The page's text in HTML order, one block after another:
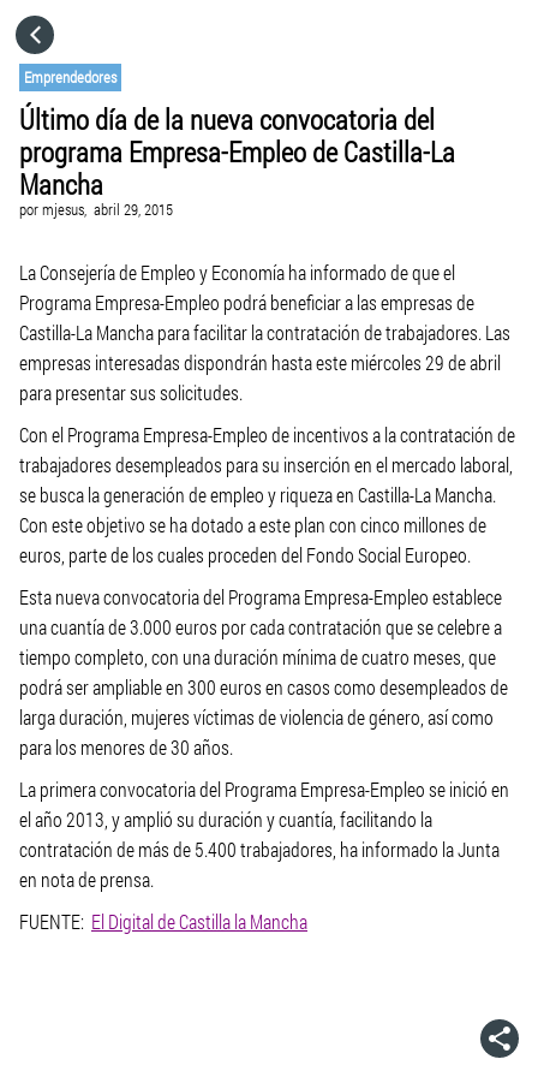
Emprendedores
Último día de la nueva convocatoria del
programa Empresa-Empleo de Castilla-La
Mancha
pormjesus, abril 29, 2015
La Consejería de Empleo y Economía ha informado de que el
Programa Empresa-Empleo podrá beneficiar a las empresas de
Castilla-La Mancha para facilitar la contratación de trabajadores. Las
empresas interesadas dispondrán hasta este miércoles 29 de abril
para presentar sus solicitudes.
Con el Programa Empresa-Empleo de incentivos a la contratación de
trabajadores desempleados para su inserción en el mercado laboral,
se busca la generación de empleo y riqueza en Castilla-La Mancha.
Con este objetivo se ha dotado a este plan con cinco millones de
euros, parte de los cuales proceden del Fondo Social Europeo.
Esta nueva convocatoria del Programa Empresa-Empleo establece
una cuantía de 3.000 euros por cada contratación que se celebre a
tiempo completo, con una duración mínima de cuatro meses, que
podrá ser ampliable en 300 euros en casos como desempleados de
larga duración, mujeres víctimas de violencia de género, así como
para los menores de 30 años.
La primera convocatoria del Programa Empresa-Empleo se inició en
el año 2013, y amplió su duración y cuantía, facilitando la
contratación de más de 5.400 trabajadores, ha informado la Junta
en nota de prensa.
FUENTE: El Digital de Castilla la Mancha
CATEGORÍAS
VISITA EL SITIO WEB